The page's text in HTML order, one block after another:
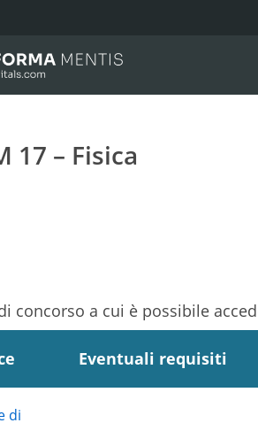
17 – Fisica
concorso a cui è possibile
Eventuali requisiti
di